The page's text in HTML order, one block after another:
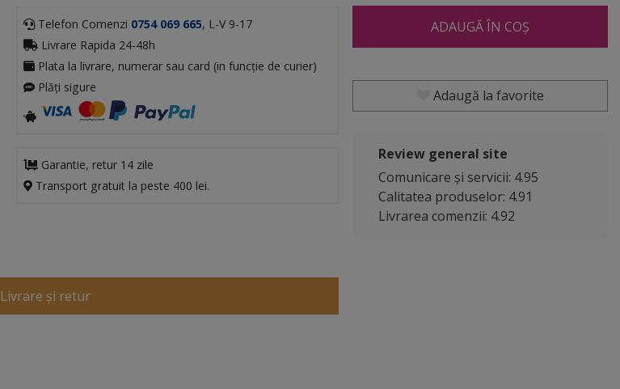
Telefon Comenzi 0754 069 665, L-V 9-17
Livrare Rapida 24-48h
Plata la livrare, numerar sau card (in funcție de curier)
Plăți sigure
Garantie, retur 14 zile
Transport gratuit la peste 400 lei.
Livrare și retur
ADAUGĂ ÎN COȘ
Adaugă la favorite
Review general site
Comunicare și servicii: 4.95
Calitatea produselor: 4.91
Livrarea comenzii: 4.92